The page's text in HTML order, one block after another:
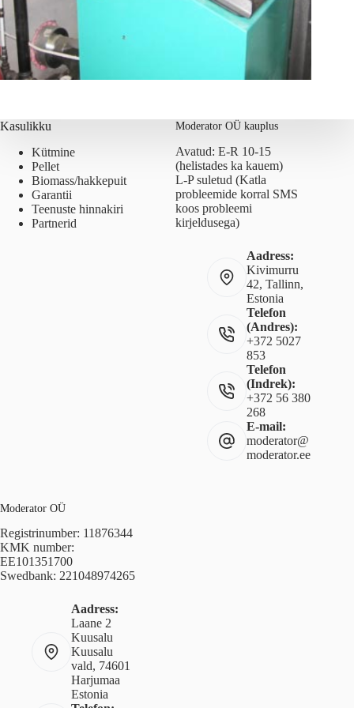
Kasulikku
Kütmine
Pellet
Biomass/hakkepuit
Garantii
Teenuste hinnakiri
Partnerid
Moderator OÜ kauplus
Avatud: E-R 10-15
(helistades ka kauem)
L-P suletud (Katla
probleemide korral SMS
koos probleemi
kirjeldusega)
Aadress:
Kivimurru
42, Tallinn,
Estonia
Telefon
(Andres):
+372 5027
853
Telefon
(Indrek):
+372 56 380
268
E-mail:
moderator@
moderator.ee
Moderator OÜ
Registrinumber: 11876344
KMK number:
EE101351700
Swedbank: 221048974265
Aadress:
Laane 2
Kuusalu
Kuusalu
vald, 74601
Harjumaa
Estonia